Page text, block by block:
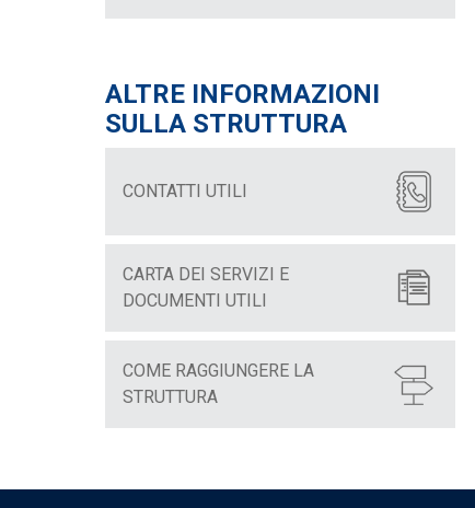
ALTRE INFORMAZIONI
SULLA STRUTTURA
CONTATTI UTILI
CARTA DEI SERVIZI E
DOCUMENTI UTILI
COME RAGGIUNGERE LA
STRUTTURA